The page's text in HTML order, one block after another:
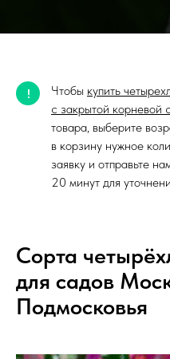
! Чтобы купить
с закрытой корневой
товара, выберите
в корзину нужное
заявку и отправьте
20 минут для
Сорта
для садов
Подмосковья